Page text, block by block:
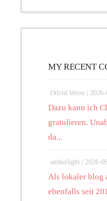
MY RECENT
Otfrid Weiss |
Dazu kann ich
gratulieren.
da...
amberlight | 2026-
Als lokaler blog
ebenfalls seit